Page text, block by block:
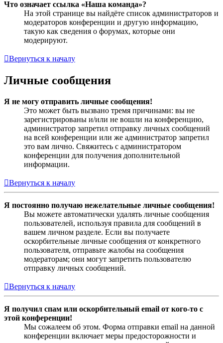
Что означает ссылка «Наша команда»?
На этой странице вы найдёте список администраторов и
модераторов конференции и другую информацию,
такую как сведения о форумах, которые они
модерируют.
Вернуться к началу
Личные сообщения
Я не могу отправить личные сообщения!
Это может быть вызвано тремя причинами: вы не
зарегистрированы и/или не вошли на конференцию,
администратор запретил отправку личных сообщений
на всей конференции или же администратор запретил
это вам лично. Свяжитесь с администратором
конференции для получения дополнительной
информации.
Вернуться к началу
Я постоянно получаю нежелательные личные сообщения!
Вы можете автоматически удалять личные сообщения
пользователей, используя правила для сообщений в
вашем личном разделе. Если вы получаете
оскорбительные личные сообщения от конкретного
пользователя, отправьте жалобы на сообщения
модераторам; они могут запретить пользователю
отправку личных сообщений.
Вернуться к началу
Я получил спам или оскорбительный email от кого-то с
этой конференции!
Мы сожалеем об этом. Форма отправки email на данной
конференции включает меры предосторожности и